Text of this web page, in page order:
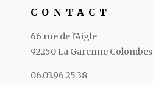
CONTACT
66 rue de l'Aigle
92250 La Garenne Colombes
06.03.96.25.38